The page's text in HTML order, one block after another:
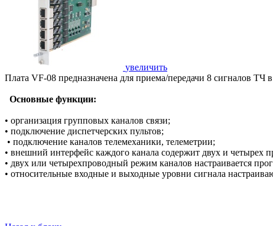
увеличить
Плата VF-08 предназначена для приема/передачи 8 сигналов ТЧ
Основные функции:
• организация групповых каналов связи;
• подключение диспетчерских пультов;
• подключение каналов телемеханики, телеметрии;
• внешний интерфейс каждого канала содержит двух и четырех
• двух или четырехпроводный режим каналов настраивается
• относительные входные и выходные уровни сигнала